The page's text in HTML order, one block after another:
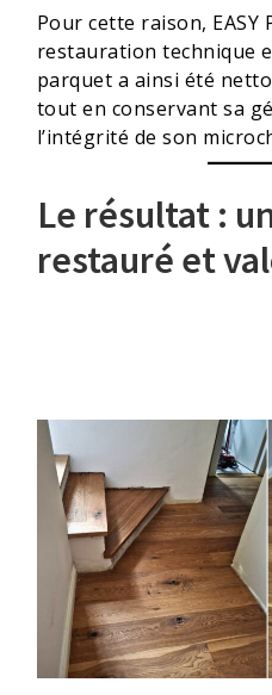
Pour cette raison, EASY
restauration technique
parquet a ainsi été
tout en conservant sa
l’intégrité de son
Le résultat :
restauré et